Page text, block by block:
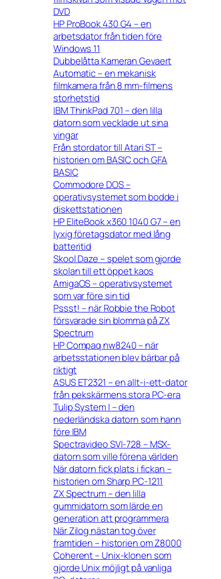
DVD
HP ProBook 430 G4 – en
arbetsdator från tiden före
Windows 11
Dubbelåtta Kameran Gevaert
Automatic – en mekanisk
filmkamera från 8 mm-filmens
storhetstid
IBM ThinkPad 701 – den lilla
datorn som vecklade ut sina
vingar
Från stordator till Atari ST –
historien om BASIC och GFA
BASIC
Commodore DOS –
operativsystemet som bodde i
diskettstationen
HP EliteBook x360 1040 G7 – en
lyxig företagsdator med lång
batteritid
Skool Daze – spelet som gjorde
skolan till ett öppet kaos
AmigaOS – operativsystemet
som var före sin tid
Pssst! – när Robbie the Robot
försvarade sin blomma på ZX
Spectrum
HP Compaq nw8240 – när
arbetsstationen blev bärbar på
riktigt
ASUS ET2321 – en allt-i-ett-dator
från pekskärmens stora PC-era
Tulip System I – den
nederländska datorn som hann
före IBM
Spectravideo SVI-728 – MSX-
datorn som ville förena världen
När datorn fick plats i fickan –
historien om Sharp PC-1211
ZX Spectrum – den lilla
gummidatorn som lärde en
generation att programmera
När Zilog nästan tog över
framtiden – historien om Z8000
Coherent – Unix-klonen som
gjorde Unix möjligt på vanliga